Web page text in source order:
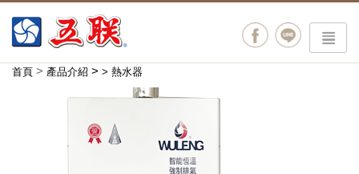
menu
首頁 > 產品介紹 > > 熱水器